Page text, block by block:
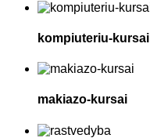
kompiuteriu-kursai
makiazo-kursai